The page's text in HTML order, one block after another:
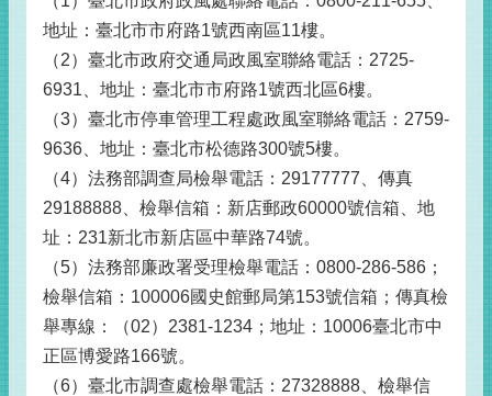
地址：臺北市市府路1號西南區11樓。
（2）臺北市政府交通局政風室聯絡電話：2725-
6931、地址：臺北市市府路1號西北區6樓。
（3）臺北市停車管理工程處政風室聯絡電話：2759-
9636、地址：臺北市松德路300號5樓。
（4）法務部調查局檢舉電話：29177777、傳真
29188888、檢舉信箱：新店郵政60000號信箱、地
址：231新北市新店區中華路74號。
（5）法務部廉政署受理檢舉電話：0800-286-586；
檢舉信箱：100006國史館郵局第153號信箱；傳真檢
舉專線：（02）2381-1234；地址：10006臺北市中
正區博愛路166號。
（6）臺北市調查處檢舉電話：27328888、檢舉信